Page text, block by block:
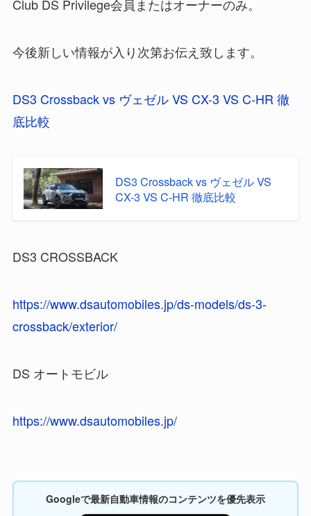
Club DS Privilege会員またはオーナーのみ。
今後新しい情報が入り次第お伝え致します。
DS3 Crossback vs ヴェゼル VS CX-3 VS C-HR 徹
底比較
DS3 Crossback vs ヴェゼル VS
CX-3 VS C-HR 徹底比較
DS3 CROSSBACK
https://www.dsautomobiles.jp/ds-models/ds-3-
crossback/exterior/
DS オートモビル
https://www.dsautomobiles.jp/
Googleで最新自動車情報のコンテンツを優先表示